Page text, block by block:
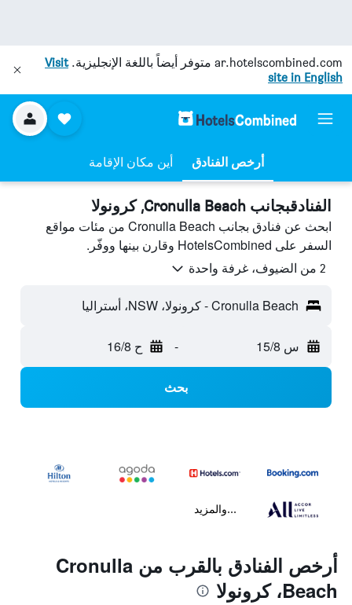
ar.hotelscombined.com متوفر أيضاً باللغة الإنجليزية.Visit
site in English
أرخص الفنادق أين مكان الإقامة
الفنادقبجانب Cronulla Beach, كرونولا
ابحث عن فنادق بجانب Cronulla Beach من مئات مواقع
السفر على HotelsCombined وقارن بينها ووفّر.
2 من الضيوف، غرفة واحدة
Cronulla Beach - كرونولا، NSW، أستراليا
س 15/8 - ح 16/8
بحث
...والمزيد
أرخص الفنادق بالقرب من Cronulla
Beach، كرونولا